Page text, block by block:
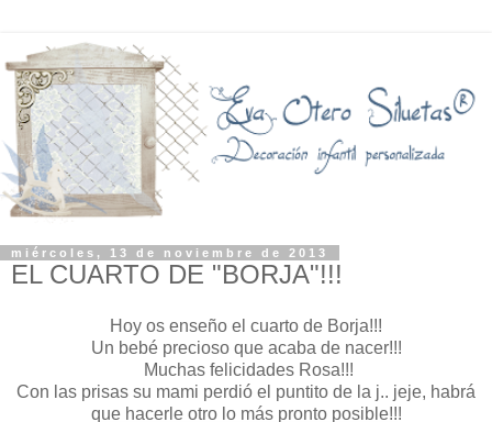
miércoles, 13 de noviembre de 2013
EL CUARTO DE "BORJA"!!!
Hoy os enseño el cuarto de Borja!!!
Un bebé precioso que acaba de nacer!!!
Muchas felicidades Rosa!!!
Con las prisas su mami perdió el puntito de la j.. jeje, habrá
que hacerle otro lo más pronto posible!!!